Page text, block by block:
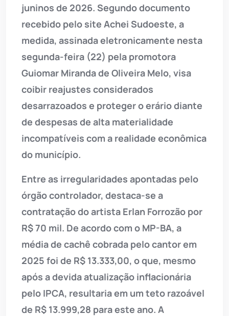
juninos de 2026. Segundo documento
recebido pelo site Achei Sudoeste, a
medida, assinada eletronicamente nesta
segunda-feira (22) pela promotora
Guiomar Miranda de Oliveira Melo, visa
coibir reajustes considerados
desarrazoados e proteger o erário diante
de despesas de alta materialidade
incompatíveis com a realidade econômica
do município.
Entre as irregularidades apontadas pelo
órgão controlador, destaca-se a
contratação do artista Erlan Forrozão por
R$ 70 mil. De acordo com o MP-BA, a
média de cachê cobrada pelo cantor em
2025 foi de R$ 13.333,00, o que, mesmo
após a devida atualização inflacionária
pelo IPCA, resultaria em um teto razoável
de R$ 13.999,28 para este ano. A